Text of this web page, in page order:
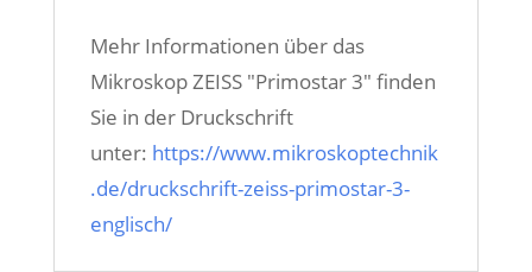
Mehr Informationen über das
Mikroskop ZEISS "Primostar 3" finden
Sie in der Druckschrift
unter: https://www.mikroskoptechnik
.de/druckschrift-zeiss-primostar-3-
englisch/